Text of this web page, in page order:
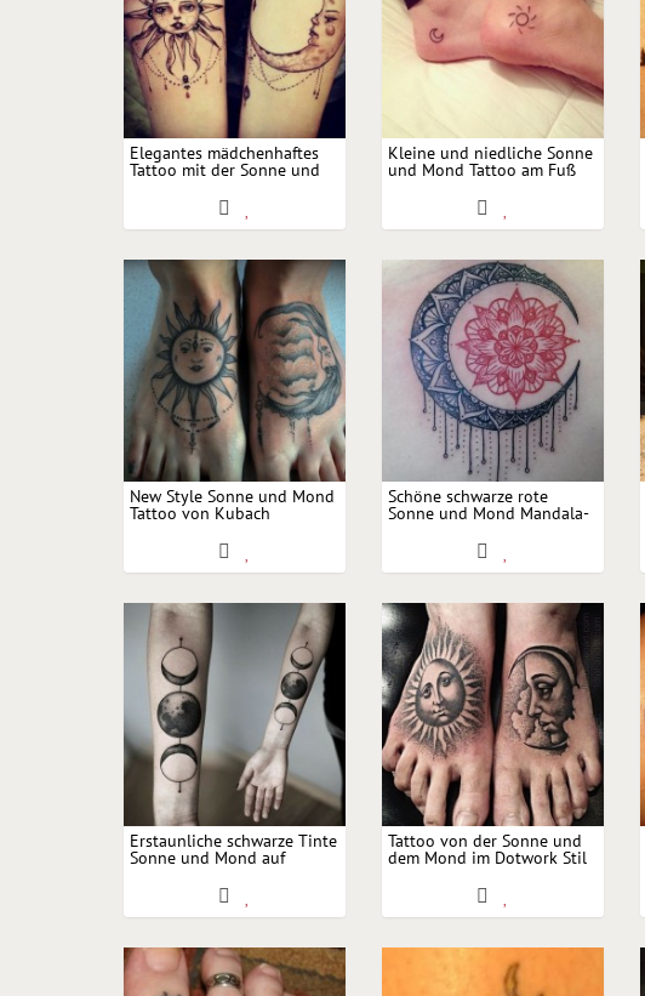
Elegantes mädchenhaftes
Tattoo mit der Sonne und
Kleine und niedliche Sonne
und Mond Tattoo am Fuß
New Style Sonne und Mond
Tattoo von Kubach
Schöne schwarze rote
Sonne und Mond Mandala-
Erstaunliche schwarze Tinte
Sonne und Mond auf
Tattoo von der Sonne und
dem Mond im Dotwork Stil